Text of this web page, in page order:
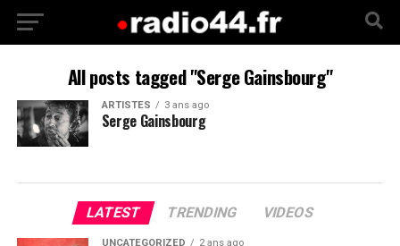
All posts tagged "Serge Gainsbourg"
ARTISTES 3 ans ago
Serge Gainsbourg
LATEST TRENDING VIDEOS
UNCATEGORIZED 2 ans ago